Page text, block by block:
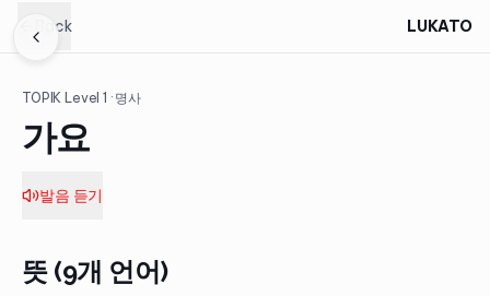
Back LUKATO
TOPIK Level1 · 명사
가요
발음 듣기
뜻 (9개 언어)